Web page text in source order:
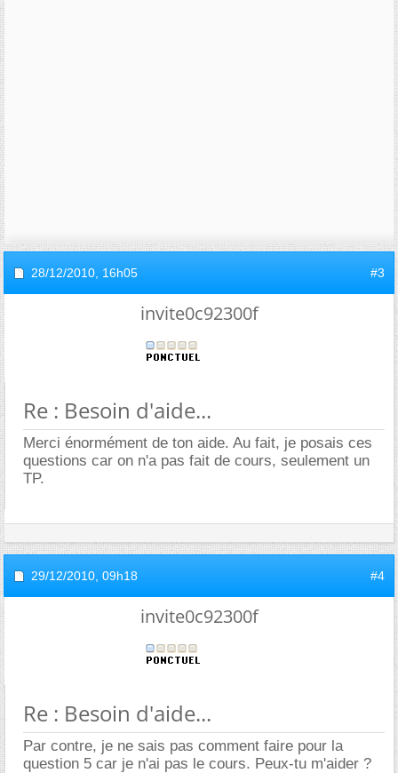
28/12/2010, 16h05 #3
invite0c92300f
Re : Besoin d'aide...
Merci énormément de ton aide. Au fait, je posais ces
questions car on n'a pas fait de cours, seulement un
TP.
29/12/2010, 09h18 #4
invite0c92300f
Re : Besoin d'aide...
Par contre, je ne sais pas comment faire pour la
question 5 car je n'ai pas le cours. Peux-tu m'aider ?